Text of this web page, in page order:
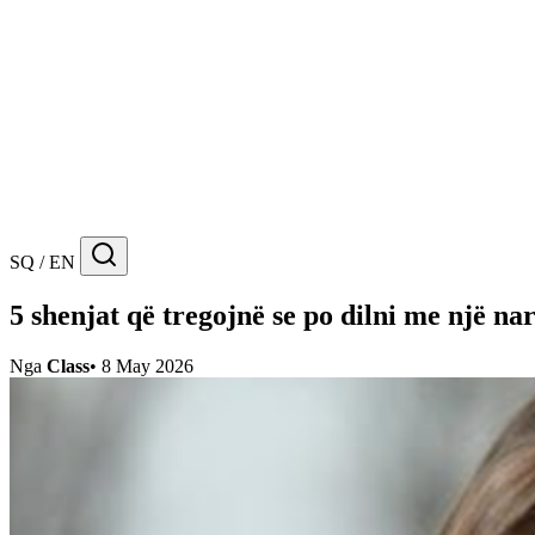
SQ / EN
5 shenjat që tregojnë se po dilni me një
Nga Class• 8 May 2026